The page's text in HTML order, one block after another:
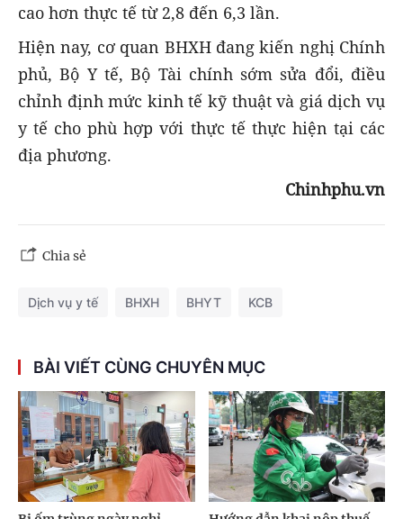
cao hơn thực tế từ 2,8 đến 6,3 lần.
Hiện nay, cơ quan BHXH đang kiến nghị Chính
phủ, Bộ Y tế, Bộ Tài chính sớm sửa đổi, điều
chỉnh định mức kinh tế kỹ thuật và giá dịch vụ
y tế cho phù hợp với thực tế thực hiện tại các
địa phương.
Chinhphu.vn
Chia sẻ
Dịch vụ y tế BHXH BHYT KCB
BÀI VIẾT CÙNG CHUYÊN MỤC